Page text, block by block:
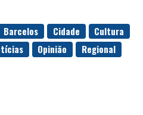
Barcelos Cidade
Cultura
Opinião
Regional